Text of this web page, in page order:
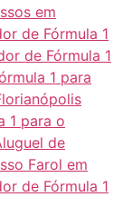
em
de Fórmula 1
de Fórmula 1
1 para
1 para o
de
Farol em
de Fórmula 1